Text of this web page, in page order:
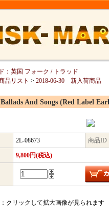
：英国 フォーク / トラッド
品リスト > 2018-06-30 新入荷商品
And Songs (Red Label
2L-08673 商品ID
9,800円(税込)
クリックして拡大画像が見られます